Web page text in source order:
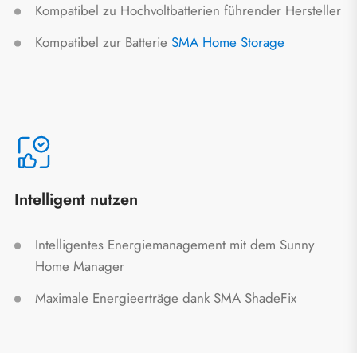
Kompatibel zu Hochvoltbatterien führender Hersteller
Kompatibel zur Batterie SMA Home Storage
Intelligent nutzen
Intelligentes Energiemanagement mit dem Sunny
Home Manager
Maximale Energieerträge dank SMA ShadeFix